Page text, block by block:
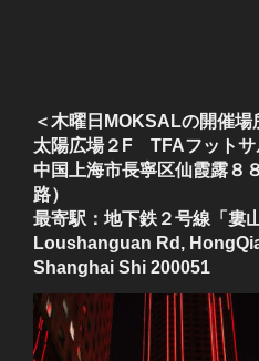
＜木曜日MOKSALの開催場
太陽広場２F TFAフットサ
中国上海市長寧区仙霞露
路）
最寄駅：地下鉄２号線「婁
Loushanguan Rd,
Shanghai Shi 200051